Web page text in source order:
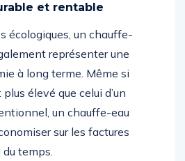
et rentable
écologiques, un chauffe-
représenter une
à long terme. Même si
élevé que celui d’un
un chauffe-eau
sur les factures
temps.